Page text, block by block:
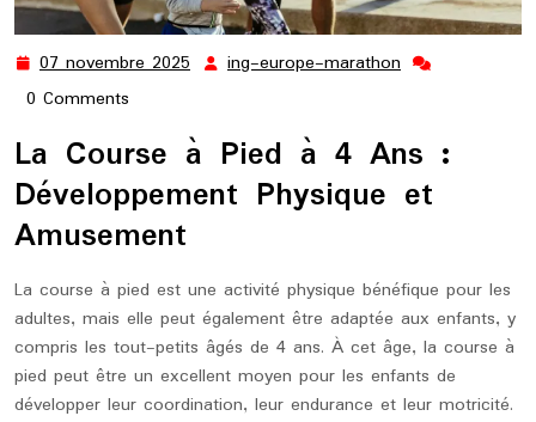
07 novembre 2025 07 ing-europe-marathon ing-
0 Comments
La Course à Pied à 4 Ans :
Développement Physique et
Amusement
La course à pied est une activité physique bénéfique pour les
adultes, mais elle peut également être adaptée aux enfants, y
compris les tout-petits âgés de 4 ans. À cet âge, la course à
pied peut être un excellent moyen pour les enfants de
développer leur coordination, leur endurance et leur motricité.